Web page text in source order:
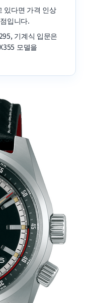
있다면 가격 인상
입니다.
기계식 입문은
모델을